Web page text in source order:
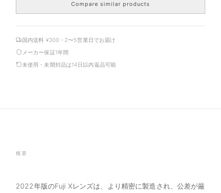
Compare similar products
国内送料 ¥300・2〜5営業日でお届け
メーカー保証1年間
未使用・未開封品は14日以内返品可能
概要
2022年版のFuji Xレンズは、より精密に製造され、公差が厳